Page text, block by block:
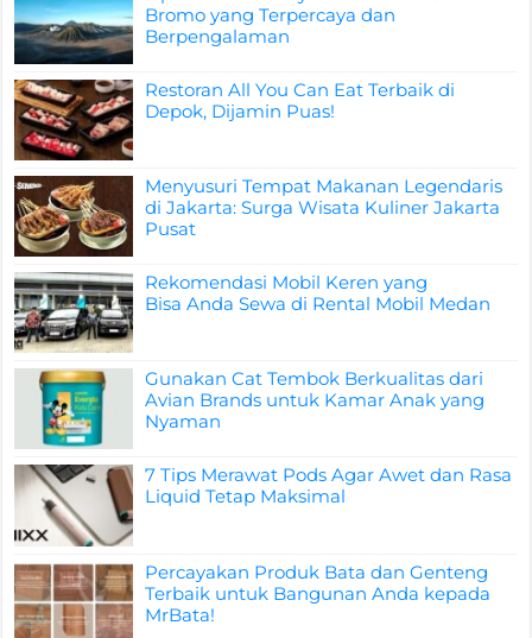
Bromo yang Terpercaya dan
Berpengalaman
Restoran All You Can Eat Terbaik di
Depok, Dijamin Puas!
Menyusuri Tempat Makanan Legendaris
di Jakarta: Surga Wisata Kuliner Jakarta
Pusat
Rekomendasi Mobil Keren yang
Bisa Anda Sewa di Rental Mobil Medan
Gunakan Cat Tembok Berkualitas dari
Avian Brands untuk Kamar Anak yang
Nyaman
7 Tips Merawat Pods Agar Awet dan Rasa
Liquid Tetap Maksimal
Percayakan Produk Bata dan Genteng
Terbaik untuk Bangunan Anda kepada
MrBata!